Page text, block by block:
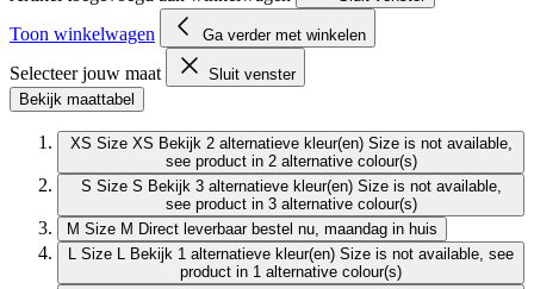
Toon winkelwagen Ga verder met winkelen
Selecteer jouw maat
Sluit venster
Bekijk maattabel
XS Size XS Bekijk 2 alternatieve kleur(en) Size is not available,
see product in 2 alternative colour(s)
S Size S Bekijk 3 alternatieve kleur(en) Size is not available,
see product in 3 alternative colour(s)
M Size M Direct leverbaar bestel nu, maandag in huis
L Size L Bekijk 1 alternatieve kleur(en) Size is not available, see
product in 1 alternative colour(s)